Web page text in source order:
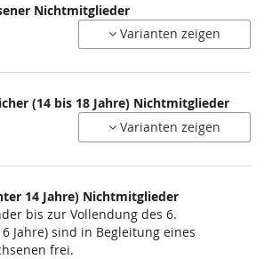
Nichtmitglieder
Varianten zeigen
(14 bis 18 Jahre) Nichtmitglieder
Varianten zeigen
14 Jahre) Nichtmitglieder
bis zur Vollendung des 6.
Jahre) sind in Begleitung eines
frei.